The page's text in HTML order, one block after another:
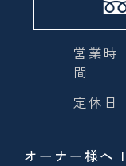
営業時
間
定休日
オーナー様へ